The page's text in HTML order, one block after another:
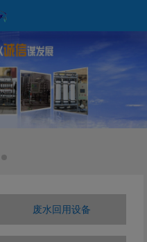
废水回用设备